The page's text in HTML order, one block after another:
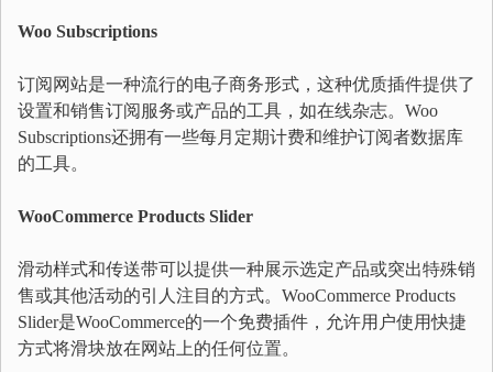
Woo Subscriptions
订阅网站是一种流行的电子商务形式，这种优质插件提供了
设置和销售订阅服务或产品的工具，如在线杂志。Woo
Subscriptions还拥有一些每月定期计费和维护订阅者数据库
的工具。
WooCommerce Products Slider
滑动样式和传送带可以提供一种展示选定产品或突出特殊销
售或其他活动的引人注目的方式。WooCommerce Products
Slider是WooCommerce的一个免费插件，允许用户使用快捷
方式将滑块放在网站上的任何位置。